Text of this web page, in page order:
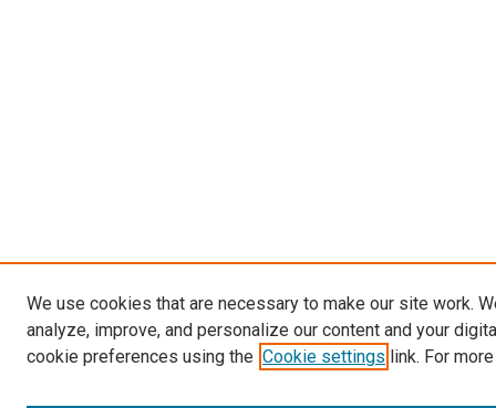
We use cookies that are necessary to make our site work.
analyze, improve, and personalize our content and your
cookie preferences using the Cookie settings link. For